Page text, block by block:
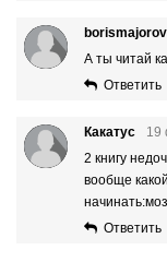
А ты читай
Ответить
Какатус
19
2 книгу
вообще
Ответить